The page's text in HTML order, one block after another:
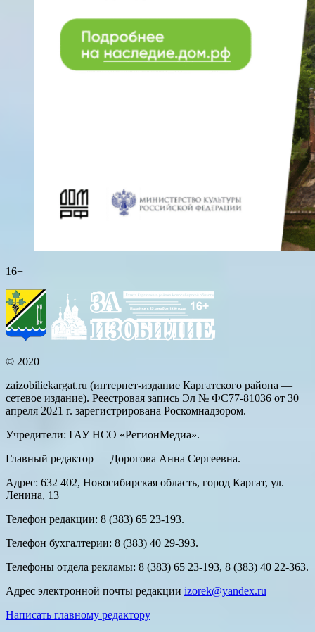
16+
© 2020
zaizobiliekargat.ru (интернет-издание Каргатского района —
сетевое издание). Реестровая запись Эл № ФС77-81036 от 30
апреля 2021 г. зарегистрирована Роскомнадзором.
Учредители: ГАУ НСО «РегионМедиа».
Главный редактор — Дорогова Анна Сергеевна.
Адрес: 632 402, Новосибирская область, город Каргат, ул.
Ленина, 13
Телефон редакции: 8 (383) 65 23-193.
Телефон бухгалтерии: 8 (383) 40 29-393.
Телефоны отдела рекламы: 8 (383) 65 23-193, 8 (383) 40 22-363.
Адрес электронной почты редакции izorek@yandex.ru
Написать главному редактору